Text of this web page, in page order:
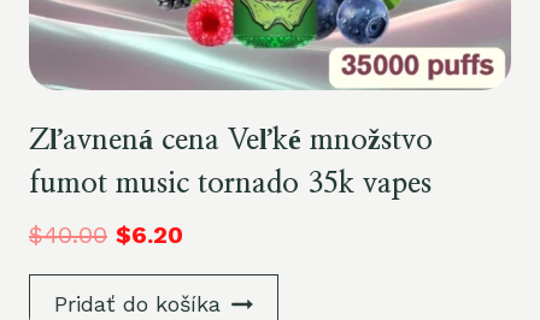
Zľavnená cena Veľké množstvo
fumot music tornado 35k vapes
$40.00 $6.20
Pridať do košíka